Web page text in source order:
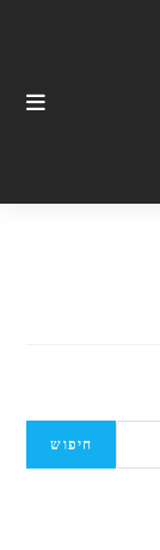
חיפוש